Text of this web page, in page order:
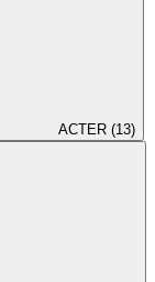
ACTER (13)